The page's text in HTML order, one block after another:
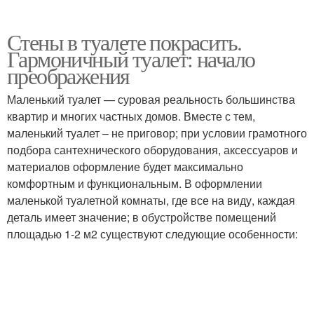
Стены в туалете покрасить.
Гармоничный туалет: начало
преображения
Маленький туалет — суровая реальность большинства
квартир и многих частных домов. Вместе с тем,
маленький туалет – не приговор; при условии грамотного
подбора сантехнического оборудования, аксессуаров и
материалов оформление будет максимально
комфортным и функциональным. В оформлении
маленькой туалетной комнаты, где все на виду, каждая
деталь имеет значение; в обустройстве помещений
площадью 1-2 м2 существуют следующие особенности: